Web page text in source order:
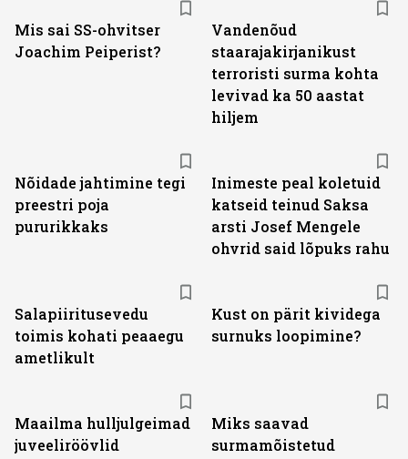
Mis sai SS-ohvitser
Joachim Peiperist?
Vandenõud
staarajakirjanikust
terroristi surma kohta
levivad ka 50 aastat
hiljem
Nõidade jahtimine tegi
preestri poja
pururikkaks
Inimeste peal koletuid
katseid teinud Saksa
arsti Josef Mengele
ohvrid said lõpuks rahu
Salapiiritusevedu
toimis kohati peaaegu
ametlikult
Kust on pärit kividega
surnuks loopimine?
Maailma hulljulgeimad
juveeliröövlid
Miks saavad
surmamõistetud